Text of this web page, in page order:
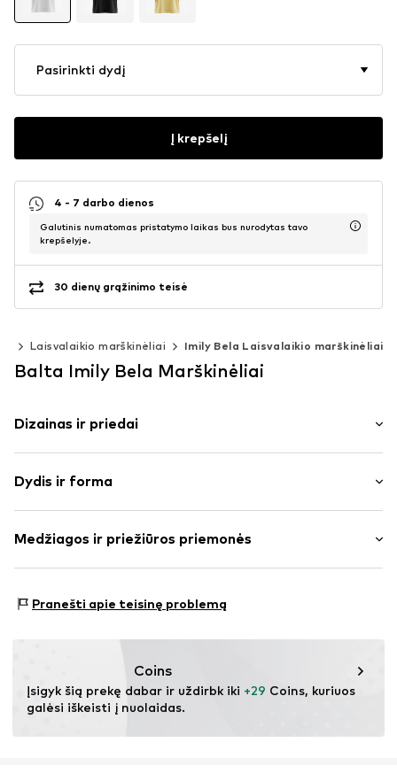
Pasirinkti dydį
Į krepšelį
4 - 7 darbo dienos
Galutinis numatomas pristatymo laikas bus nurodytas tavo
krepšelyje.
30 dienų grąžinimo teisė
Laisvalaikio marškinėliai Imily Bela Laisvalaikio marškinėliai
Balta Imily Bela Marškinėliai
Dizainas ir priedai
plonas trikotažas
Apskrita kaklo iškirptė
Dygsniuotas apvadas / kraštas
Dydis ir forma
Ilgis: Normalaus ilgio
Pritaikomumas: Laisva forma
Dydžių lentelė
Medžiagos ir priežiūros priemonės
Elastanas
Pranešti apie teisinę problemą
Coins
Įsigyk šią prekę dabar ir uždirbk iki +29 Coins, kuriuos
galėsi iškeisti į nuolaidas.